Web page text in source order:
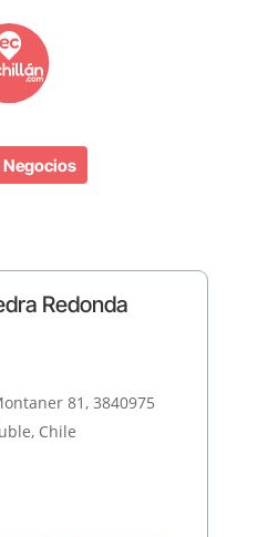
Negocios
Redonda
81, 3840975
Chile